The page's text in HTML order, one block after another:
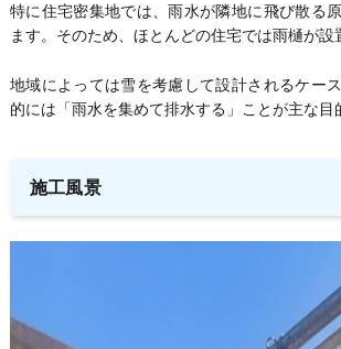
特に住宅密集地では、雨水が隣地に飛び散る
ます。そのため、ほとんどの住宅では雨樋が設
地域によっては雪を考慮して設計されるケー
的には「雨水を集めて排水する」ことが主な目
施工風景